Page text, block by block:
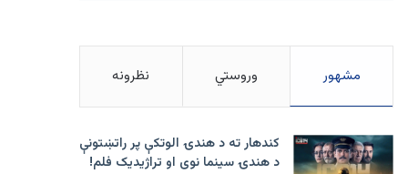
مشهور وروستي نظرونه
کندهار ته د هندۍ الوتکې پر راتښتونې
د هندۍ سینما نوی او تراژيديک فلم!